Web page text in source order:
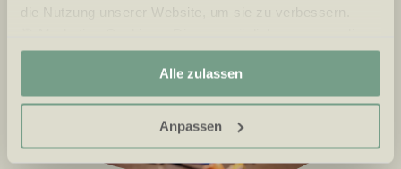
relevante Angebote und Werbung anzuzeigen.
Alle zulassen
Anpassen